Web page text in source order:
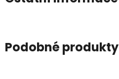
Podobné produkty